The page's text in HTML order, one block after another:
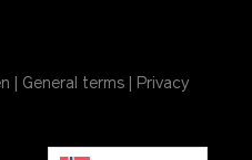
| General terms
Privacy